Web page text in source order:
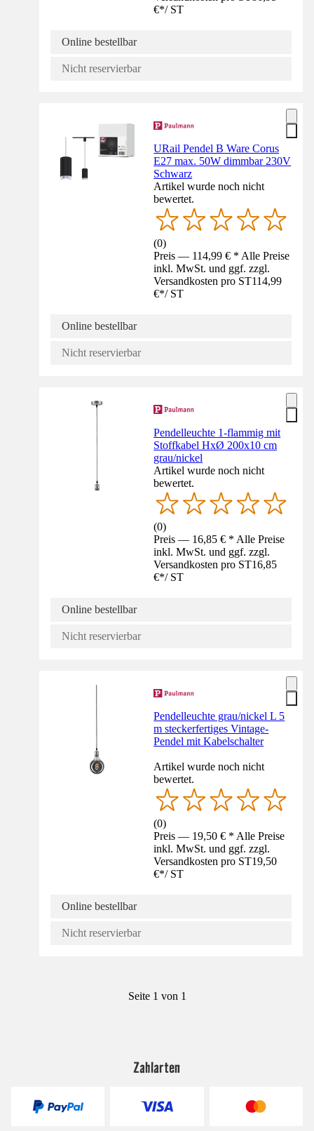
€*/ ST
Online bestellbar
Nicht reservierbar
URail Pendel B Ware Corus
E27 max. 50W dimmbar 230V
Schwarz
Artikel wurde noch nicht
bewertet.
(0)
Preis — 114,99 € * Alle Preise
inkl. MwSt. und ggf. zzgl.
Versandkosten pro ST114,99
€*/ ST
Online bestellbar
Nicht reservierbar
Pendelleuchte 1-flammig mit
Stoffkabel HxØ 200x10 cm
grau/nickel
Artikel wurde noch nicht
bewertet.
(0)
Preis — 16,85 € * Alle Preise
inkl. MwSt. und ggf. zzgl.
Versandkosten pro ST16,85
€*/ ST
Online bestellbar
Nicht reservierbar
Pendelleuchte grau/nickel L 5
m steckerfertiges Vintage-
Pendel mit Kabelschalter
Artikel wurde noch nicht
bewertet.
(0)
Preis — 19,50 € * Alle Preise
inkl. MwSt. und ggf. zzgl.
Versandkosten pro ST19,50
€*/ ST
Online bestellbar
Nicht reservierbar
Seite 1 von 1
Zahlarten